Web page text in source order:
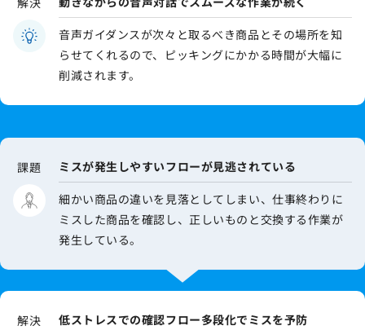
音声ガイダンスが次々と取るべき商品とその場所を知
らせてくれるので、ピッキングにかかる時間が大幅に
削減されます。
課題
ミスが発生しやすいフローが見逃されている
細かい商品の違いを見落としてしまい、仕事終わりに
ミスした商品を確認し、正しいものと交換する作業が
発生している。
解決
低ストレスでの確認フロー多段化でミスを予防